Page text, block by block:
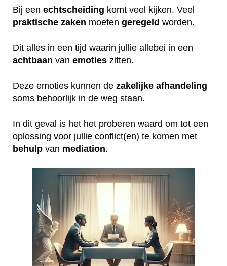
Bij een echtscheiding komt veel kijken. Veel
praktische zaken moeten geregeld worden.
Dit alles in een tijd waarin jullie allebei in een
achtbaan van emoties zitten.
Deze emoties kunnen de zakelijke afhandeling
soms behoorlijk in de weg staan.
In dit geval is het het proberen waard om tot een
oplossing voor jullie conflict(en) te komen met
behulp van mediation.